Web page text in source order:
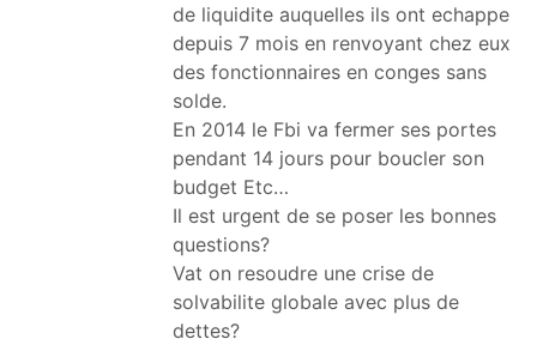
de liquidite auquelles ils ont echappe
depuis 7 mois en renvoyant chez eux
des fonctionnaires en conges sans
solde.
En 2014 le Fbi va fermer ses portes
pendant 14 jours pour boucler son
budget Etc…
Il est urgent de se poser les bonnes
questions?
Vat on resoudre une crise de
solvabilite globale avec plus de
dettes?